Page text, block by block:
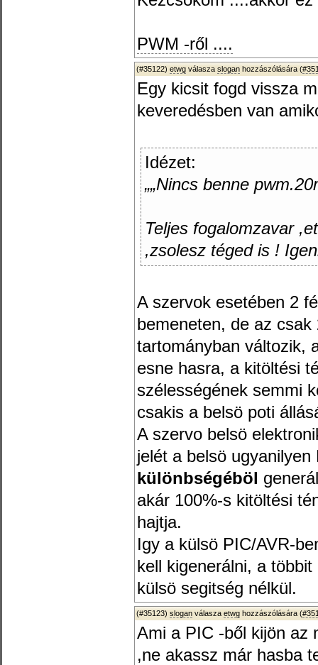
PWM -ről ....
(#35122) etwg válasza slogan hozzászólására (
Egy kicsit fogd vissza
keveredésben van
Idézet:
„„Nincs benne
Teljes fogalomzavar
,zsolesz téged is !
A szervok esetében 2
bemeneten, de az
tartományban változik,
esne hasra, a kitöltési
szélességének semmi
csakis a belsö poti
A szervo belsö
jelét a belsö
különbségéböl
akár 100%-s kitöltési
hajtja.
Igy a külsö PIC/AVR-
kell kigenerálni, a
külsö segitség nélkül.
(#35123) slogan válasza etwg hozzászólására (
Ami a PIC -ből kijön az
,ne akassz már hasba